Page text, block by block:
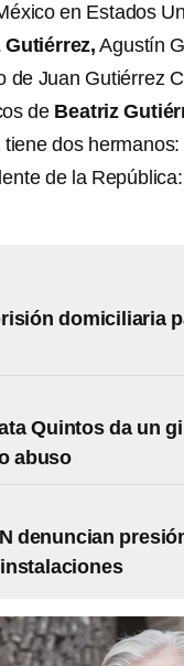
en Estados
Gutiérrez, Agustín
de Juan Gutiérrez
de Beatriz
dos
de la
domiciliaria
Quintos da un
abuso
denuncian